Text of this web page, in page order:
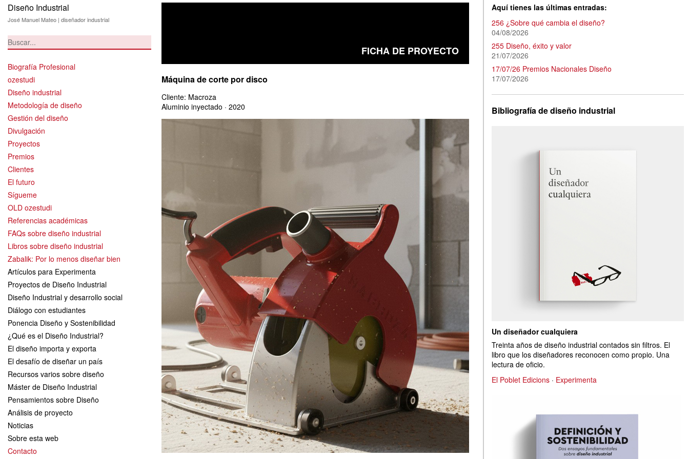
Diseño Industrial
José Manuel Mateo | diseñador industrial
Biografía Profesional
ozestudi
Diseño industrial
Metodología de diseño
Gestión del diseño
Divulgación
Proyectos
Premios
Clientes
El futuro
Sígueme
OLD ozestudi
Referencias académicas
FAQs sobre diseño industrial
Libros sobre diseño industrial
Zabalik: Por lo menos diseñar bien
Artículos para Experimenta
Proyectos de Diseño Industrial
Diseño Industrial y desarrollo social
Diálogo con estudiantes
Ponencia Diseño y Sostenibilidad
¿Qué es el Diseño Industrial?
El diseño importa y exporta
El desafío de diseñar un país
Recursos varios sobre diseño
Máster de Diseño Industrial
Pensamientos sobre Diseño
Análisis de proyecto
Noticias
Sobre esta web
Contacto
FICHA DE PROYECTO
Máquina de corte por disco
Cliente: Macroza
Aluminio inyectado · 2020
Aquí tienes las últimas entradas:
256 ¿Sobre qué cambia el diseño?
04/08/2026
255 Diseño, éxito y valor
21/07/2026
17/07/26 Premios Nacionales Diseño
17/07/2026
Bibliografía de diseño industrial
Un diseñador cualquiera
Treinta años de diseño industrial contados sin filtros. El
libro que los diseñadores reconocen como propio. Una
lectura de oficio.
El Poblet Edicions · Experimenta